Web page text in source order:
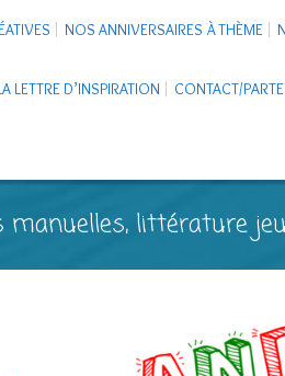
NOS ANNIVERSAIRES À THÈME
LETTRE D’INSPIRATION CONTACT/
manuelles, littérature